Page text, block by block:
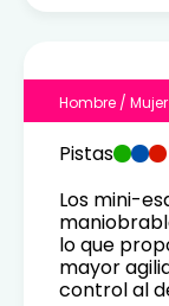
Hombre / Mujer
Pistas
Los mini-
lo que
mayor
control al